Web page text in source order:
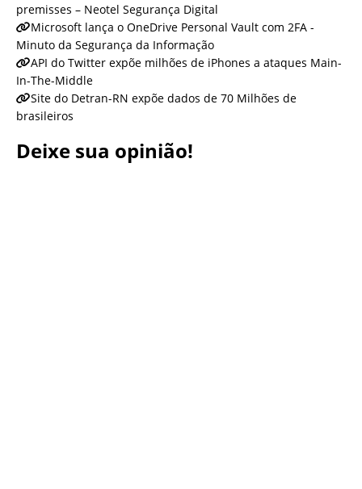
premisses – Neotel Segurança Digital
Microsoft lança o OneDrive Personal Vault com 2FA -
Minuto da Segurança da Informação
API do Twitter expõe milhões de iPhones a ataques Main-
In-The-Middle
Site do Detran-RN expõe dados de 70 Milhões de
brasileiros
Deixe sua opinião!